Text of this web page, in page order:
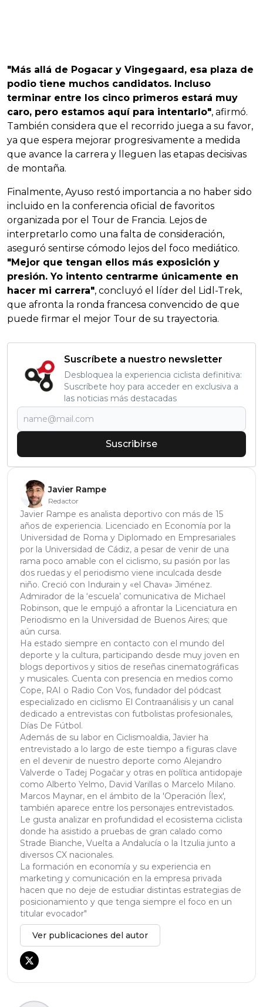
"Más allá de Pogacar y Vingegaard, esa plaza de
podio tiene muchos candidatos. Incluso
terminar entre los cinco primeros estará muy
caro, pero estamos aquí para intentarlo", afirmó.
También considera que el recorrido juega a su favor,
ya que espera mejorar progresivamente a medida
que avance la carrera y lleguen las etapas decisivas
de montaña.
Finalmente, Ayuso restó importancia a no haber sido
incluido en la conferencia oficial de favoritos
organizada por el Tour de Francia. Lejos de
interpretarlo como una falta de consideración,
aseguró sentirse cómodo lejos del foco mediático.
"Mejor que tengan ellos más exposición y
presión. Yo intento centrarme únicamente en
hacer mi carrera", concluyó el líder del Lidl-Trek,
que afronta la ronda francesa convencido de que
puede firmar el mejor Tour de su trayectoria.
Suscríbete a nuestro newsletter
Desbloquea la experiencia ciclista definitiva:
Suscríbete hoy para acceder en exclusiva a
las noticias más destacadas
Suscribirse
Javier Rampe
Redactor
Javier Rampe es analista deportivo con más de 15
años de experiencia. Licenciado en Economía por la
Universidad de Roma y Diplomado en Empresariales
por la Universidad de Cádiz, a pesar de venir de una
rama poco amable con el ciclismo, su pasión por las
dos ruedas y el periodismo viene inculcada desde
niño. Creció con Indurain y «el Chava» Jiménez.
Admirador de la ‘escuela’ comunicativa de Michael
Robinson, que le empujó a afrontar la Licenciatura en
Periodismo en la Universidad de Buenos Aires; que
aún cursa.
Ha estado siempre en contacto con el mundo del
deporte y la cultura, participando desde muy joven en
blogs deportivos y sitios de reseñas cinematográficas
y musicales. Cuenta con presencia en medios como
Cope, RAI o Radio Con Vos, fundador del pódcast
especializado en ciclismo El Contraanálisis y un canal
dedicado a entrevistas con futbolistas profesionales,
Días De Fútbol.
Además de su labor en Ciclismoaldia, Javier ha
entrevistado a lo largo de este tiempo a figuras clave
en el devenir de nuestro deporte como Alejandro
Valverde o Tadej Pogačar y otras en política antidopaje
como Alberto Yelmo, David Varillas o Marcelo Milano.
Marcos Maynar, en el ámbito de la 'Operación Ílex',
también aparece entre los personajes entrevistados.
Le gusta analizar en profundidad el ecosistema ciclista
donde ha asistido a pruebas de gran calado como
Strade Bianche, Vuelta a Andalucía o la Itzulia junto a
diversos CX nacionales.
La formación en economía y su experiencia en
marketing y comunicación en la empresa privada
hacen que no deje de estudiar distintas estrategias de
posicionamiento y que tenga siempre el foco en un
titular evocador"
Ver publicaciones del autor